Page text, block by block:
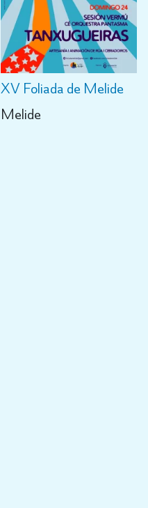
XV Foliada de Melide
Melide